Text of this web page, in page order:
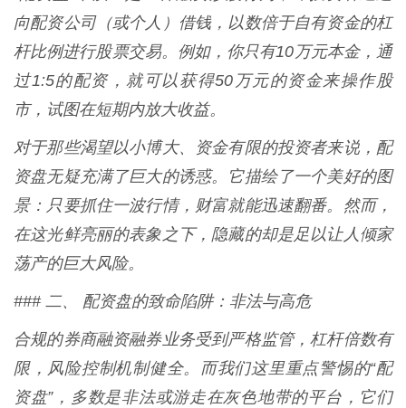
向配资公司（或个人）借钱，以数倍于自有资金的杠
杆比例进行股票交易。例如，你只有10万元本金，通
过1:5的配资，就可以获得50万元的资金来操作股
市，试图在短期内放大收益。
对于那些渴望以小博大、资金有限的投资者来说，配
资盘无疑充满了巨大的诱惑。它描绘了一个美好的图
景：只要抓住一波行情，财富就能迅速翻番。然而，
在这光鲜亮丽的表象之下，隐藏的却是足以让人倾家
荡产的巨大风险。
### 二、 配资盘的致命陷阱：非法与高危
合规的券商融资融券业务受到严格监管，杠杆倍数有
限，风险控制机制健全。而我们这里重点警惕的“配
资盘”，多数是非法或游走在灰色地带的平台，它们